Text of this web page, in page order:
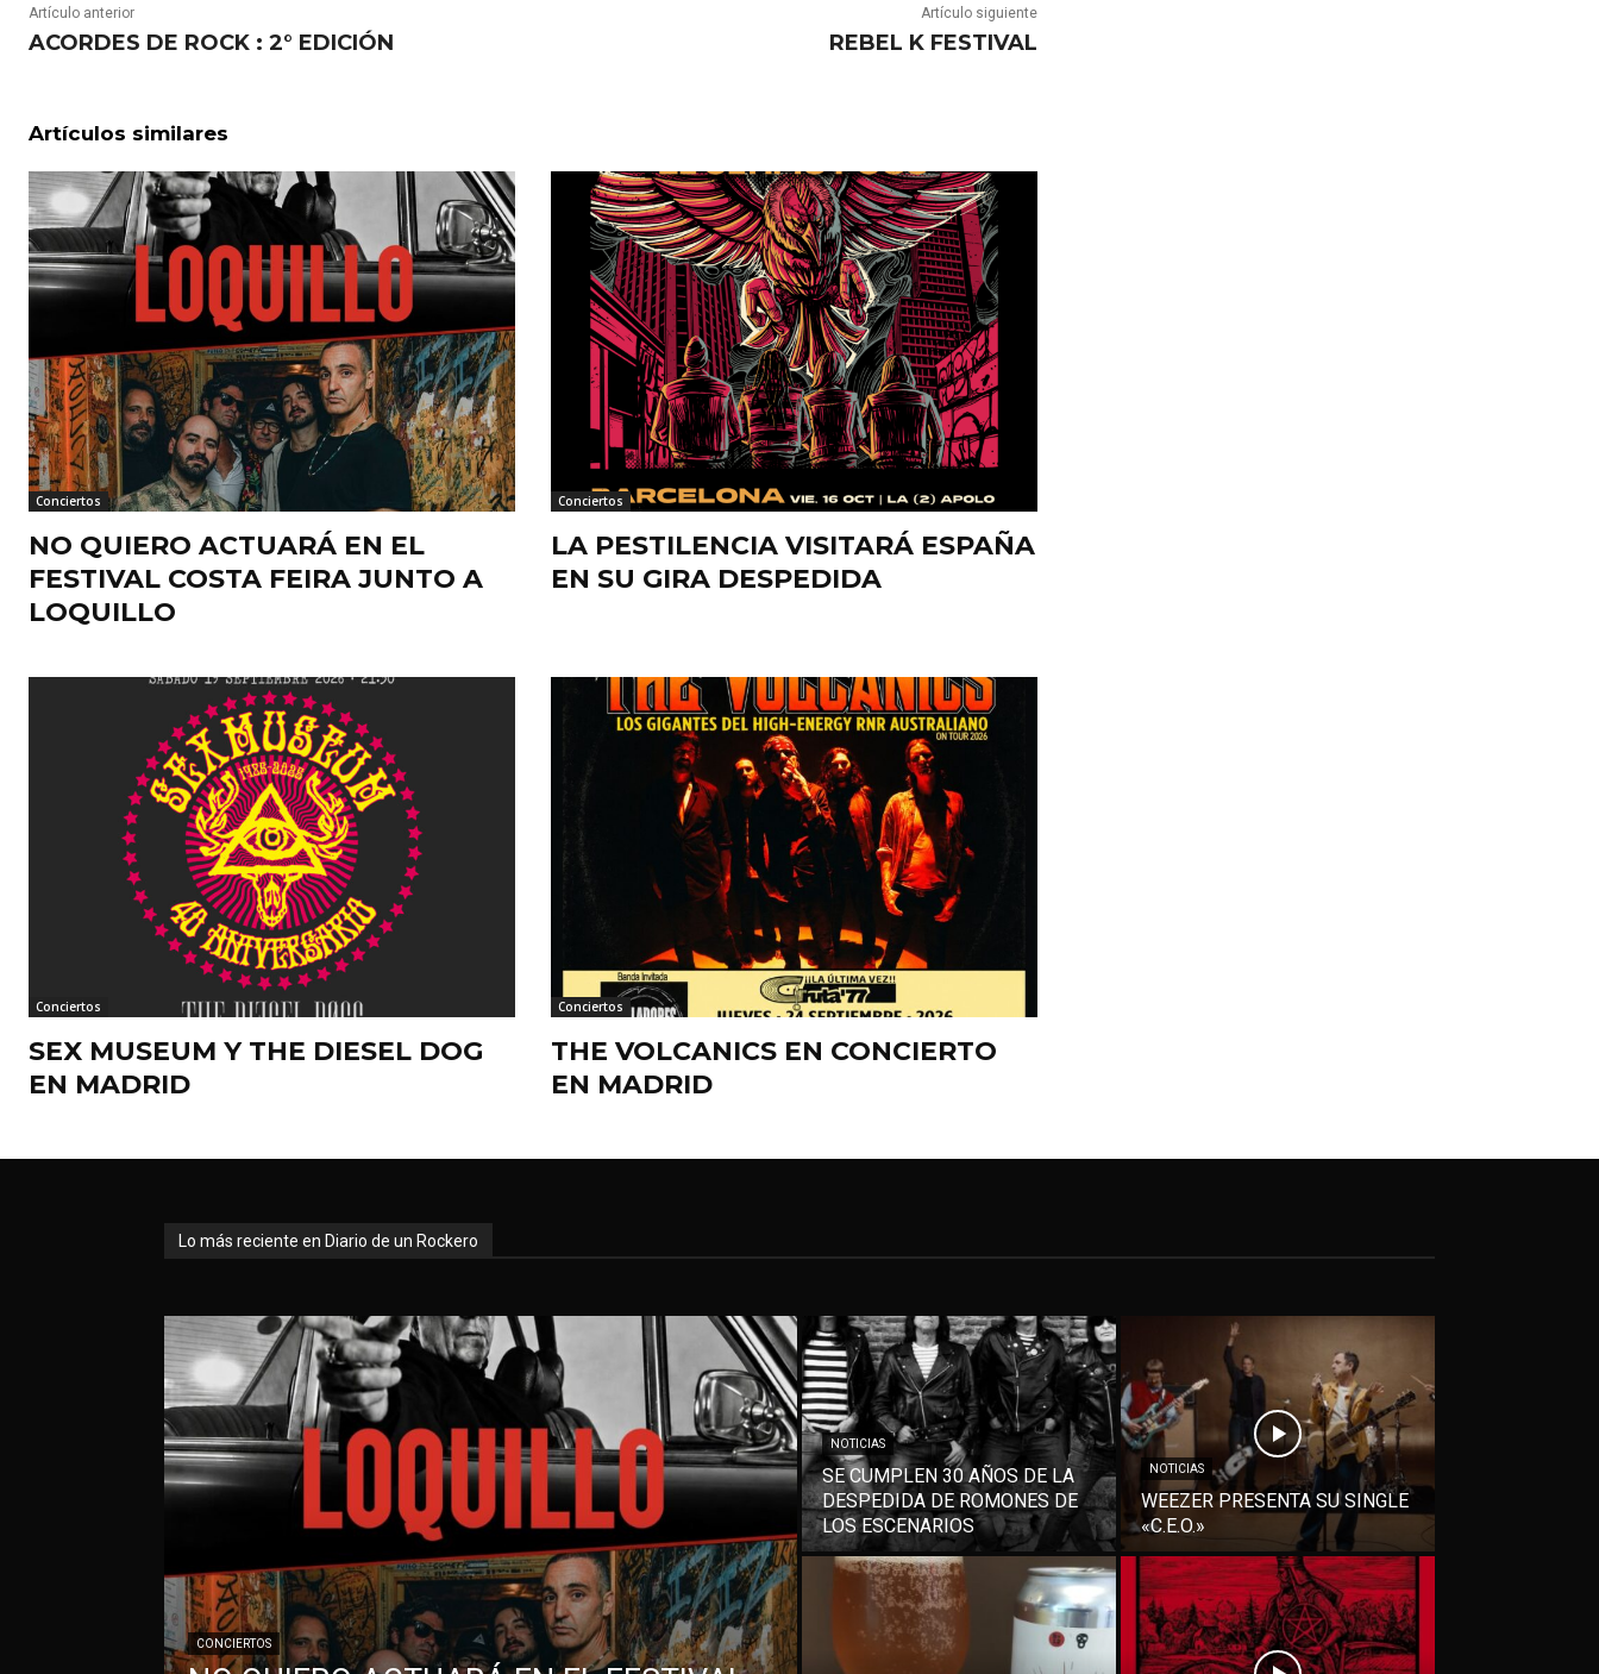
Artículo anterior
ACORDES DE ROCK : 2° EDICIÓN
Artículo siguiente
REBEL K FESTIVAL
Artículos similares
Conciertos
NO QUIERO ACTUARÁ EN EL
FESTIVAL COSTA FEIRA JUNTO A
LOQUILLO
Conciertos
LA PESTILENCIA VISITARÁ ESPAÑA
EN SU GIRA DESPEDIDA
Conciertos
SEX MUSEUM Y THE DIESEL DOG
EN MADRID
Conciertos
THE VOLCANICS EN CONCIERTO
EN MADRID
Lo más reciente en Diario de un Rockero
CONCIERTOS
NOTICIAS
SE CUMPLEN 30 AÑOS DE LA
DESPEDIDA DE ROMONES DE
LOS ESCENARIOS
NOTICIAS
WEEZER PRESENTA SU SINGLE
«C.E.O.»